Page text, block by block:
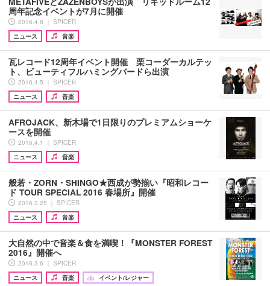
周年記念イベントが7月に開催
2016.4.8 ｜ SPICER
ニュース
音楽
瓦レコード12周年イベント開催 栗コーダーカルテッ
ト、ビューティフルハミングバードら出演
2016.4.5 ｜ SPICER
ニュース
音楽
AFROJACK、新木場で1日限りのプレミアムショーケ
ースを開催
2016.4.1 ｜ SPICER
ニュース
音楽
般若・ZORN・SHINGO★西成が勢揃い『昭和レコー
ド TOUR SPECIAL 2016 春場所』開催
2016.3.25 ｜ SPICER
ニュース
音楽
大自然の中で音楽＆食を満喫！『MONSTER FOREST
2016』開催へ
2016.3.6 ｜ SPICER
ニュース
音楽 イベント/レジャー